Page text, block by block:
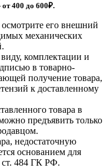
400 до 600₽.
его внешний
механических
комплектации и
в товарно-
получение товара,
к доставленному
товара в
предъявить только
недостаточную
основанием для
ст. 484 ГК РФ.